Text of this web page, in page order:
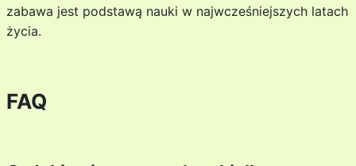
zabawa jest podstawą nauki w najwcześniejszych latach
życia.
FAQ